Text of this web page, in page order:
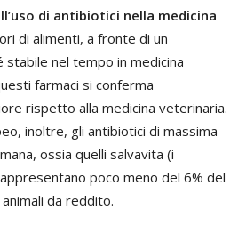
di antibiotici nella medicina
di alimenti, a fronte di un
nel tempo in medicina
farmaci si conferma
rispetto alla medicina veterinaria.
inoltre, gli antibiotici di massima
ossia quelli salvavita (i
poco meno del 6% del
da reddito.